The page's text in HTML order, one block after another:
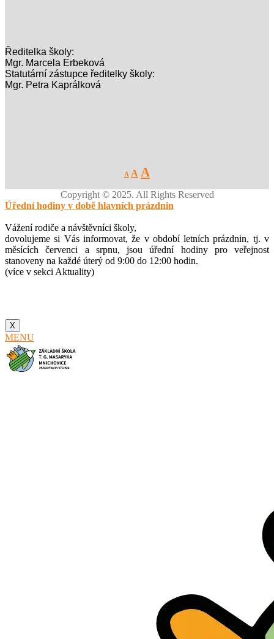
Ředitelka školy:
Mgr. Marcela Erbeková
Statutární zástupce ředitelky školy:
Mgr. Petra Kaprálková
A
Decrease
font
A Reset
font
size.
A
font
size.
Copyright © 2025. All Rights Reserved
Úřední hodiny v době hlavních prázdnin
Vážení rodiče a návštěvníci školy,
dovolujeme si Vás informovat, že v období letních prázdnin, tj. v
měsících červenci a srpnu, jsou úřední hodiny pro veřejnost
stanoveny na každé úterý od 9:00 do 12:00 hodin.
(více v sekci Aktuality)
X
MENU